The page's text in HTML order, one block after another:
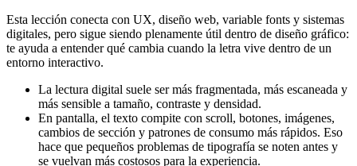
Esta lección conecta con UX, diseño web, variable fonts y sistemas
digitales, pero sigue siendo plenamente útil dentro de diseño gráfico:
te ayuda a entender qué cambia cuando la letra vive dentro de un
entorno interactivo.
La lectura digital suele ser más fragmentada, más escaneada y
más sensible a tamaño, contraste y densidad.
En pantalla, el texto compite con scroll, botones, imágenes,
cambios de sección y patrones de consumo más rápidos. Eso
hace que pequeños problemas de tipografía se noten antes y
se vuelvan más costosos para la experiencia.